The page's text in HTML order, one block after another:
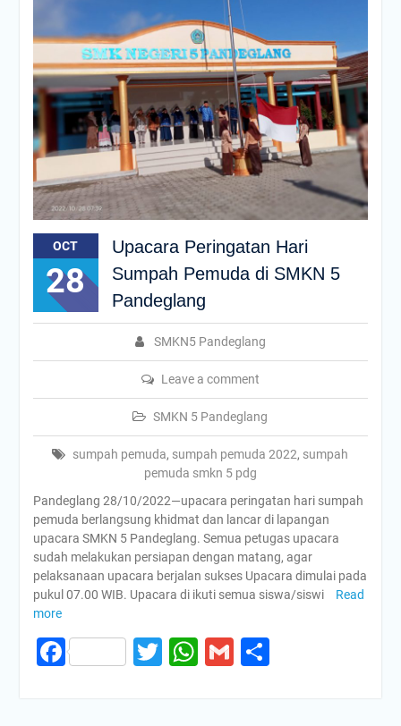
OCT
28
Upacara Peringatan Hari
Sumpah Pemuda di SMKN 5
Pandeglang
SMKN5 Pandeglang
Leave a comment
SMKN 5 Pandeglang
sumpah pemuda, sumpah pemuda 2022, sumpah
pemuda smkn 5 pdg
Pandeglang 28/10/2022—upacara peringatan hari sumpah
pemuda berlangsung khidmat dan lancar di lapangan
upacara SMKN 5 Pandeglang. Semua petugas upacara
sudah melakukan persiapan dengan matang, agar
pelaksanaan upacara berjalan sukses Upacara dimulai pada
pukul 07.00 WIB. Upacara di ikuti semua siswa/siswi
Read
more
FacebookTwitter
WhatsApp
GmailShare